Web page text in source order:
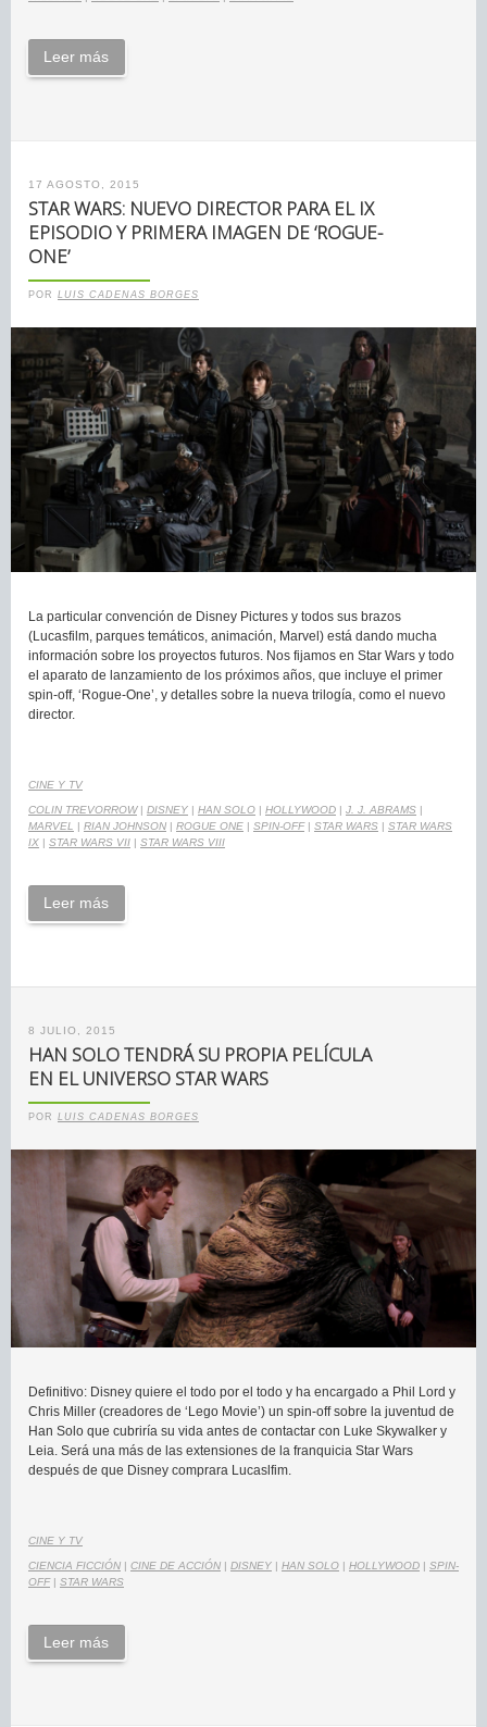
Leer más
17 AGOSTO, 2015
STAR WARS: NUEVO DIRECTOR PARA EL IX
EPISODIO Y PRIMERA IMAGEN DE ‘ROGUE-
ONE’
POR LUIS CADENAS BORGES
La particular convención de Disney Pictures y todos sus brazos
(Lucasfilm, parques temáticos, animación, Marvel) está dando mucha
información sobre los proyectos futuros. Nos fijamos en Star Wars y todo
el aparato de lanzamiento de los próximos años, que incluye el primer
spin-off, ‘Rogue-One’, y detalles sobre la nueva trilogía, como el nuevo
director.
CINE Y TV
COLIN TREVORROW| DISNEY | HAN SOLO | HOLLYWOOD | J. J. ABRAMS |
MARVEL
| RIAN JOHNSON | ROGUE ONE | SPIN-OFF| STAR WARS | STAR WARS
IX | STAR WARS VII | STAR WARS VIII
Leer más
8 JULIO, 2015
HAN SOLO TENDRÁ SU PROPIA PELÍCULA
EN EL UNIVERSO STAR WARS
POR LUIS CADENAS BORGES
Definitivo: Disney quiere el todo por el todo y ha encargado a Phil Lord y
Chris Miller (creadores de ‘Lego Movie’) un spin-off sobre la juventud de
Han Solo que cubriría su vida antes de contactar con Luke Skywalker y
Leia. Será una más de las extensiones de la franquicia Star Wars
después de que Disney comprara Lucaslfim.
CINE Y TV
CIENCIA FICCIÓN | CINE DE ACCIÓN | DISNEY | HAN SOLO | HOLLYWOOD | SPIN-
OFF| STAR WARS
Leer más